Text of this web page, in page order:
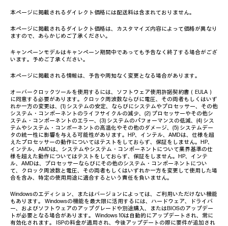
本ページに掲載されるダイレクト価格には配送料は含まれておりません。
本ページに掲載されるダイレクト価格は、カスタマイズ内容によって価格が異なり
ますので、あらかじめご了承ください。
キャンペーンモデルはキャンペーン期間中であっても予告なく終了する場合がござ
います。予めご了承ください。
本ページに掲載される情報は、予告や周知なく変更となる場合があります。
オーバークロックツールを使用するには、ソフトウェア使用許諾契約書（EULA）
に同意する必要があります。クロック周波数ならびに電圧、その両者もしくはいず
れか一方の変更は、(1) システムの安定、ならびにシステムやプロセッサー、その他
システム・コンポーネントのライフサイクルの減少、(2) プロセッサーやその他シ
ステム・コンポーネントのエラー、(3) システムのパフォーマンスの低減、(4) シス
テムやシステム・コンポーネントの高温化やその他のダメージ、(5) システムデー
タの統一性に影響を与える可能性があります。HP、インテル、AMDは、仕様を超
えたプロセッサーの動作についてはテストをしておらず、保証をしません。HP、
インテル、AMDは、システムやシステム・コンポーネントについて業界基準の仕
様を超えた動作についてはテストをしておらず、保証をしません。HP、インテ
ル、AMDは、プロセッサーならびにその他のシステム・コンポーネントについ
て、クロック周波数と電圧、その両者もしくはいずれか一方を変更して使用した場
合を含み、特定の使用用途に適合するという責任を負いません。
Windowsのエディション、またはバージョンによっては、ご利用いただけない機能
もあります。 Windowsの機能を最大限に活用するには、ハードウェア、ドライバ
ー、およびソフトウェアのアップグレードや別途購入、またはBIOSのアップデー
トが必要となる場合があります。 Windows 10は自動的にアップデートされ、常に
有効化されます。 ISPの料金が適用され、今後アップデートの際に要件が追加され